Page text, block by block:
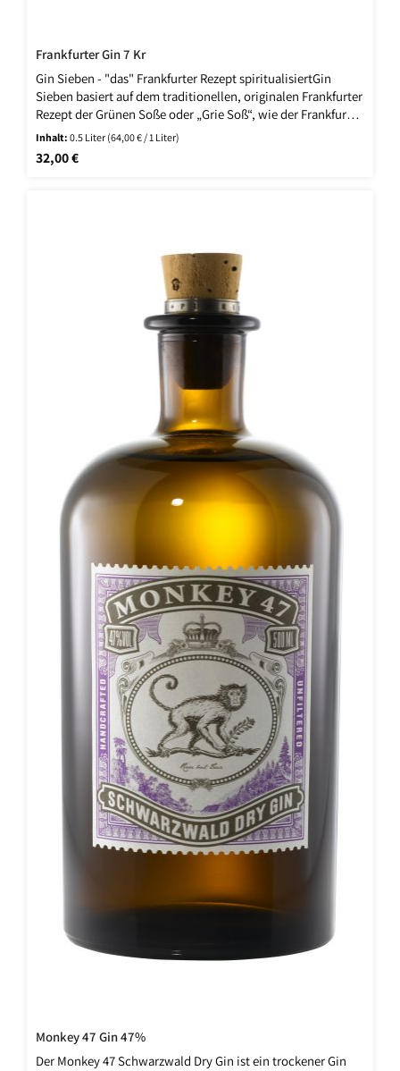
Frankfurter Gin 7 Kr
Gin Sieben - "das" Frankfurter Rezept spiritualisiertGin
Sieben basiert auf dem traditionellen, originalen Frankfurter
Rezept der Grünen Soße oder „Grie Soß“, wie der Frankfurter
sagt. Der Schlüssel zur Komposition von Gin Sieben ist
neben dem obligatorischen Wacholder die
Kräutermischung: Boretsch, Kerbel, Kresse, Petersilie,
Wacholderbeeren ein einzigartiger Spirit gebrannt: Gin
Sieben, der echte Dry Gin, nach Frankfurter Art!
Inhalt:0.5 Liter (64,00 € / 1 Liter)
Regulärer Preis:
32,00 €
Monkey 47 Gin 47%
Der Monkey 47 Schwarzwald Dry Gin ist ein trockener Gin